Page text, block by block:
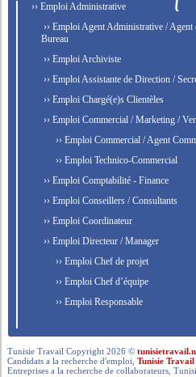
›› Emploi Administrative
›› Emploi Agent Administrative / Agent
Bureau
›› Emploi Archiviste
›› Emploi Assistante de Direction /
›› Emploi Chargé(e)s Clientèles
›› Emploi Commercial / Marketing /
›› Emploi Commercial / Agent
›› Emploi Technico-Commercial
›› Emploi Comptabilité - Finance
›› Emploi Conseillers / Consultants
›› Emploi Coordinateur
›› Emploi Directeur / Manager
›› Emploi Chef de projet
›› Emploi Chef d’équipe
›› Emploi Responsable
Tunisie Travail Copyright 2026 ©
Candidats a la recherche d'emploi,Tunisie Travail
Entreprises a la recherche de collaborateurs,